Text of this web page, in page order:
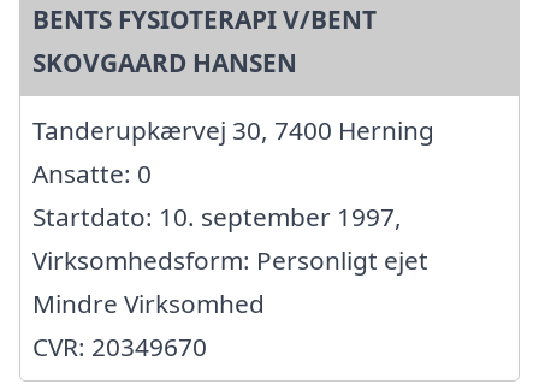
BENTS FYSIOTERAPI V/BENT
SKOVGAARD HANSEN
Tanderupkærvej 30, 7400 Herning
Ansatte: 0
Startdato: 10. september 1997,
Virksomhedsform: Personligt ejet
Mindre Virksomhed
CVR: 20349670